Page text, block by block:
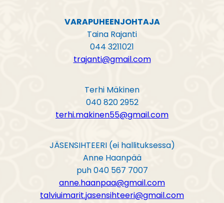
VARAPUHEENJOHTAJA
Taina Rajanti
044 3211021
trajanti@gmail.com
Terhi Mäkinen
040 820 2952
terhi.makinen55@gmail.com
JÄSENSIHTEERI (ei hallituksessa)
Anne Haanpää
puh 040 567 7007
anne.haanpaa@gmail.com
talviuimarit.jasensihteeri@gmail.com